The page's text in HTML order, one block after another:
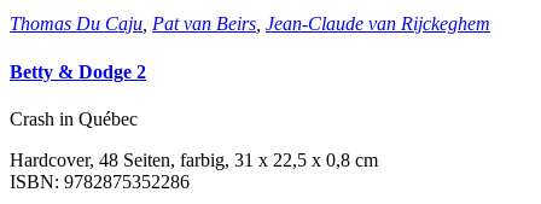
Thomas Du Caju, Pat van Beirs, Jean-Claude van Rijckeghem
Betty & Dodge 2
Crash in Québec
Hardcover, 48 Seiten, farbig, 31 x 22,5 x 0,8 cm
ISBN: 9782875352286